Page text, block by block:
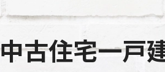
古住宅一戸